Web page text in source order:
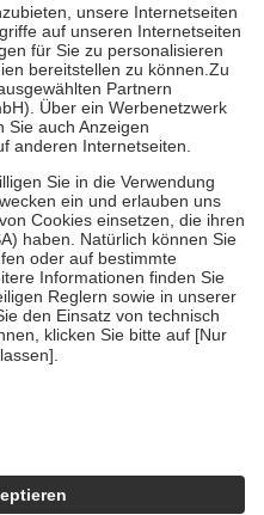
jedochfünf Euround
nie mehr als die tatsächlichen
für Online-Apotheken.
beträgt die
sowie zehn Euro je
für ihre eigene Gesundheit zu
der Familie zu unterstützen,
vollendeten 18. Lebensjahr
Früherkennung, die von der
Dienstleister für die
sich um echte Bewertungen
du hier: